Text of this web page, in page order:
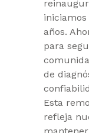
iniciamos
años.
para
de
Esta
refleja